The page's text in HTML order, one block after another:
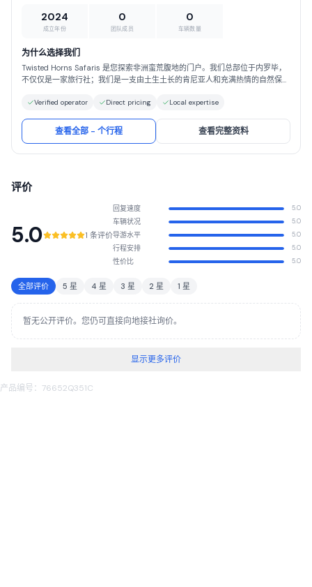
2024
成立年份
0
团队成员
0
车辆数量
为什么选择我们
Twisted Horns Safaris 是您探索非洲蛮荒腹地的门户。我们总部位于内罗毕，
不仅仅是一家旅行社；我们是一支由土生土长的肯尼亚人和充满热情的自然保护
山为背景，雄伟的肯尼亚山和东非大裂谷近在咫尺，我们专注于打造超越传统旅
徙，与“非洲五霸”近距离接触，还是探索纳库鲁湖和奥尔佩杰塔自然保护区生机
勃勃的鸟类和犀牛，我们深厚的本地经验都能确保您拥有一次真实而令人叹为观
Verified operator Direct pricing Local expertise
查看全部 - 个行程 查看完整资料
评价
5.0 1 条评价
回复速度 5.0
车辆状况 5.0
导游水平 5.0
行程安排 5.0
性价比 5.0
全部评价 5 星 4 星 3 星 2 星 1 星
暂无公开评价。您仍可直接向地接社询价。
显示更多评价
产品编号：76652Q351C